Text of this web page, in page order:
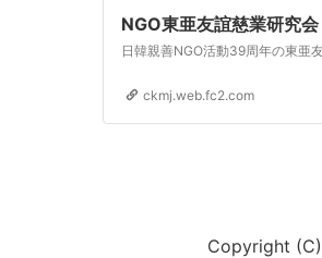
NGO東亜友誼慈業研究会
日韓親善NGO活動39周年の東亜
ckmj.web.fc2.com
Copyright (C) 2005-